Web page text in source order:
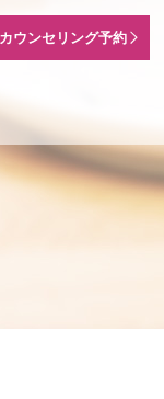
ウンセリング予約